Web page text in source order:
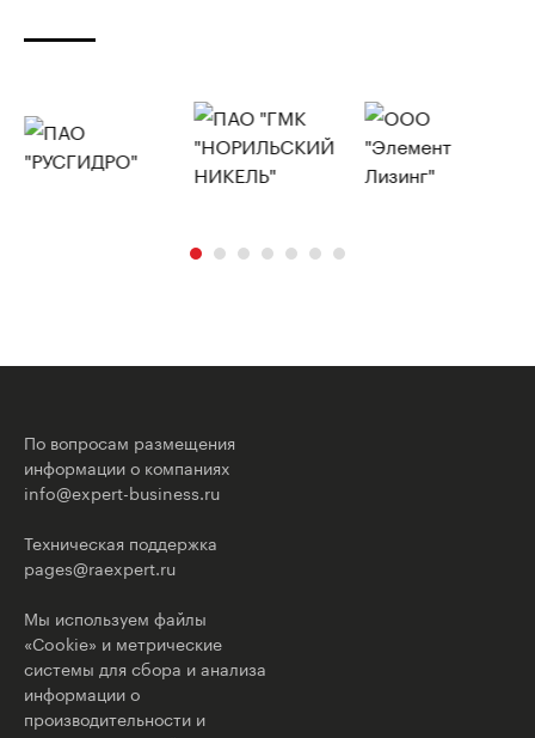
По вопросам размещения
информации о компаниях
info@expert-business.ru
Техническая поддержка
pages@raexpert.ru
Мы используем файлы
«Cookie» и метрические
системы для сбора и анализа
информации о
производительности и